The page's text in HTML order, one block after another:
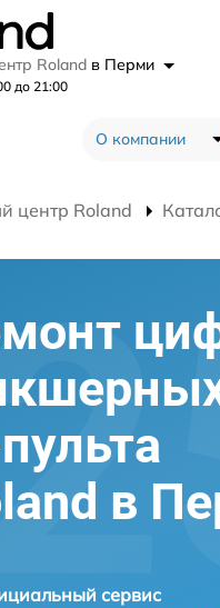
Roland в Перми
до 21:00
О компании
центр Roland
в
сервис